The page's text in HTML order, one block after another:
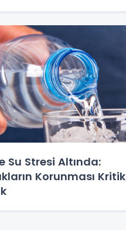
Su Stresi Altında:
Korunması Kritik